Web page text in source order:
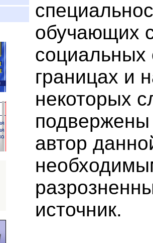
обучающих
социальных
границах и
некоторых
подвержены
автор
источник.